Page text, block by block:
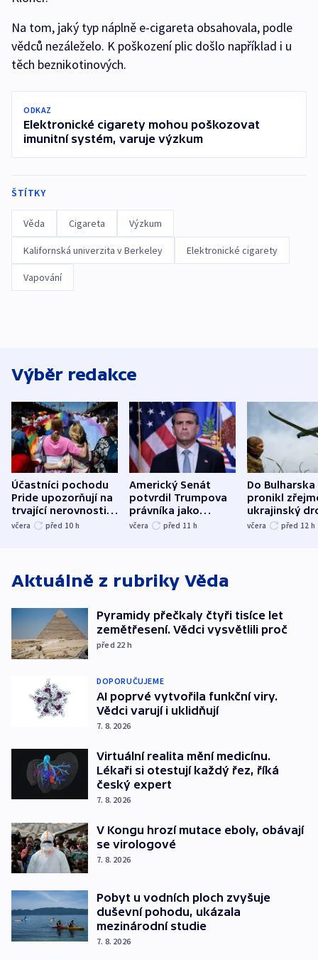
Na tom, jaký typ náplně e-cigareta obsahovala, podle
vědců nezáleželo. K poškození plic došlo například i u
těch beznikotinových.
ODKAZ
Elektronické cigarety mohou poškozovat
imunitní systém, varuje výzkum
ŠTÍTKY
Věda Cigareta Výzkum
Kalifornská univerzita v Berkeley Elektronické cigarety
Vapování
Výběr redakce
Účastníci pochodu
Pride upozorňují na
trvající nerovnosti i
společenskou
včera před 10 h
Americký Senát
potvrdil Trumpova
právníka jako
ministra
včera před 11 h
Do Bulharska
pronikl
ukrajinský
explodoval
včera před 12 h
Aktuálně z rubriky Věda
Pyramidy přečkaly čtyři tisíce let
zemětřesení. Vědci vysvětlili proč
před 22 h
DOPORUČUJEME
AI poprvé vytvořila funkční viry.
Vědci varují i uklidňují
7. 8. 2026
Virtuální realita mění medicínu.
Lékaři si otestují každý řez, říká
český expert
7. 8. 2026
V Kongu hrozí mutace eboly, obávají
se virologové
7. 8. 2026
Pobyt u vodních ploch zvyšuje
duševní pohodu, ukázala
mezinárodní studie
7. 8. 2026